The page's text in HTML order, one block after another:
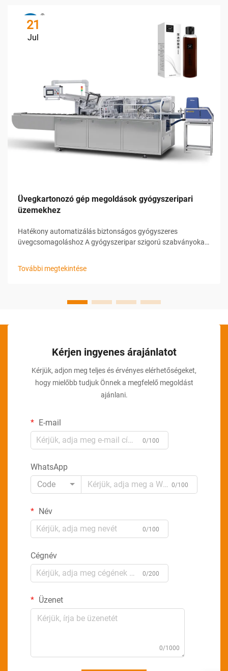
21
Jul
Üvegkartonozó gép megoldások gyógyszeripari
üzemekhez
Hatékony automatizálás biztonságos gyógyszeres
üvegcsomagoláshoz A gyógyszeripar szigorú szabványokat
az igényeknek a kielégítésére a gyártók korszerű
További megtekintése
Kérjen ingyenes árajánlatot
Kérjük, adjon meg teljes és érvényes elérhetőségeket,
hogy mielőbb tudjuk Önnek a megfelelő megoldást
ajánlani.
E-mail
0/100
WhatsApp
Code
0/100
Név
0/100
Cégnév
0/200
Üzenet
0/1000